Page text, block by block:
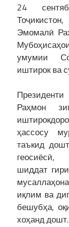
24
Эмомалӣ
умумии
иштирок ва
Раҳмон
ҳассосу
таъкид
шиддат
иқлим ва
бешубҳа,
хоҳанд дошт.